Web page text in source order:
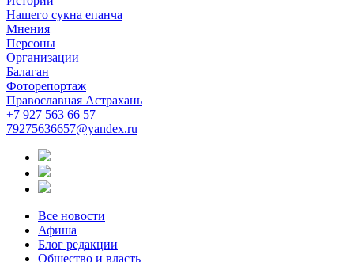
Нашего сукна епанча
Мнения
Персоны
Организации
Балаган
Фоторепортаж
Православная Астрахань
+7 927 563 66 57
79275636657@yandex.ru
Все новости
Афиша
Блог редакции
Общество и власть